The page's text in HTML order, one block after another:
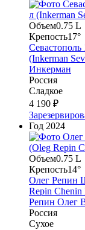
Объем0.75 L
Крепость17°
(Inkerman
Инкерман
Россия
Сладкое
4 190 ₽
Год 2024
Объем0.75 L
Крепость14°
Олег Репин
Repin Chenin
Репин Олег
Россия
Сухое